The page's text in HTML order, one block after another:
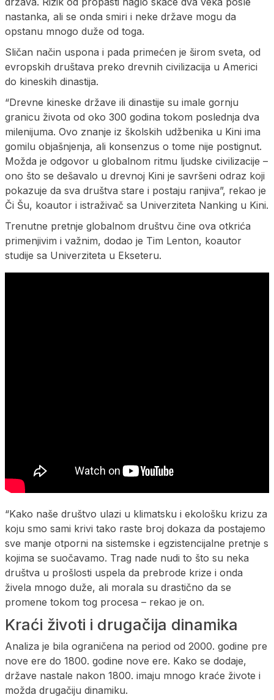
nastanka, ali se onda smiri i neke države mogu da
opstanu mnogo duže od toga.
Sličan način uspona i pada primećen je širom sveta, od
evropskih društava preko drevnih civilizacija u Americi
do kineskih dinastija.
“Drevne kineske države ili dinastije su imale gornju
granicu života od oko 300 godina tokom poslednja dva
milenijuma. Ovo znanje iz školskih udžbenika u Kini ima
gomilu objašnjenja, ali konsenzus o tome nije postignut.
Možda je odgovor u globalnom ritmu ljudske civilizacije –
ono što se dešavalo u drevnoj Kini je savršeni odraz koji
pokazuje da sva društva stare i postaju ranjiva”, rekao je
Či Šu, koautor i istraživač sa Univerziteta Nanking u Kini.
Trenutne pretnje globalnom društvu čine ova otkrića
primenjivim i važnim, dodao je Tim Lenton, koautor
studije sa Univerziteta u Ekseteru.
“Kako naše društvo ulazi u klimatsku i ekološku krizu za
koju smo sami krivi tako raste broj dokaza da postajemo
sve manje otporni na sistemske i egzistencijalne pretnje s
kojima se suočavamo. Trag nade nudi to što su neka
društva u prošlosti uspela da prebrode krize i onda
živela mnogo duže, ali morala su drastično da se
promene tokom tog procesa – rekao je on.
Kraći životi i drugačija dinamika
Analiza je bila ograničena na period od 2000. godine pre
nove ere do 1800. godine nove ere. Kako se dodaje,
države nastale nakon 1800. imaju mnogo kraće živote i
možda drugačiju dinamiku.